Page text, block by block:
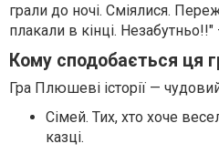
грали до ночі. Сміялися.
плакали в кінці.
Кому сподобається ця
Гра Плюшеві історії —
Сімей. Тих, хто хоче
казці.